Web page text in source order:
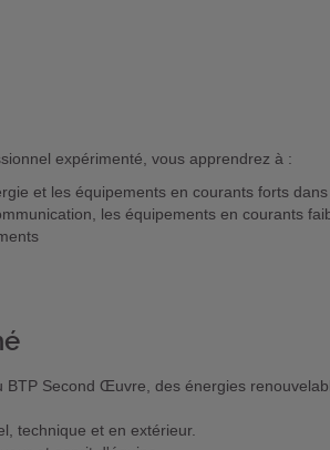
expérimenté, vous apprendrez à :
et les équipements en courants forts
les équipements en courants
BTP Second Œuvre, des énergies
technique et en extérieur.